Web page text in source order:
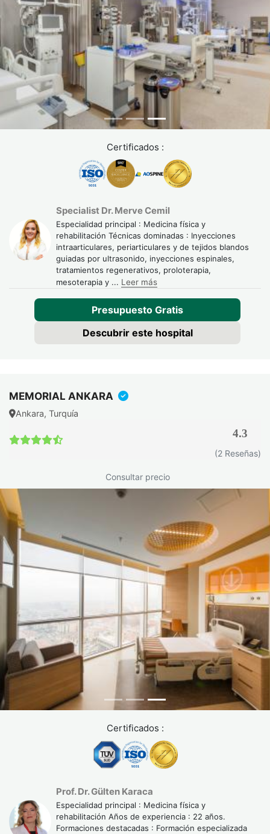
Certificados :
Specialist Dr. Merve Cemil
Especialidad principal : Medicina física y
rehabilitación Técnicas dominadas : Inyecciones
intraarticulares, periarticulares y de tejidos blandos
guiadas por ultrasonido, inyecciones espinales,
tratamientos regenerativos, proloterapia,
mesoterapia y ... Leer más
Presupuesto Gratis
Descubrir este hospital
MEMORIAL ANKARA
Ankara, Turquía
4.3
(2 Reseñas)
Consultar precio
Certificados :
Prof. Dr. Gülten Karaca
Especialidad principal : Medicina física y
rehabilitación Años de experiencia : 22 años.
Formaciones destacadas : Formación especializada